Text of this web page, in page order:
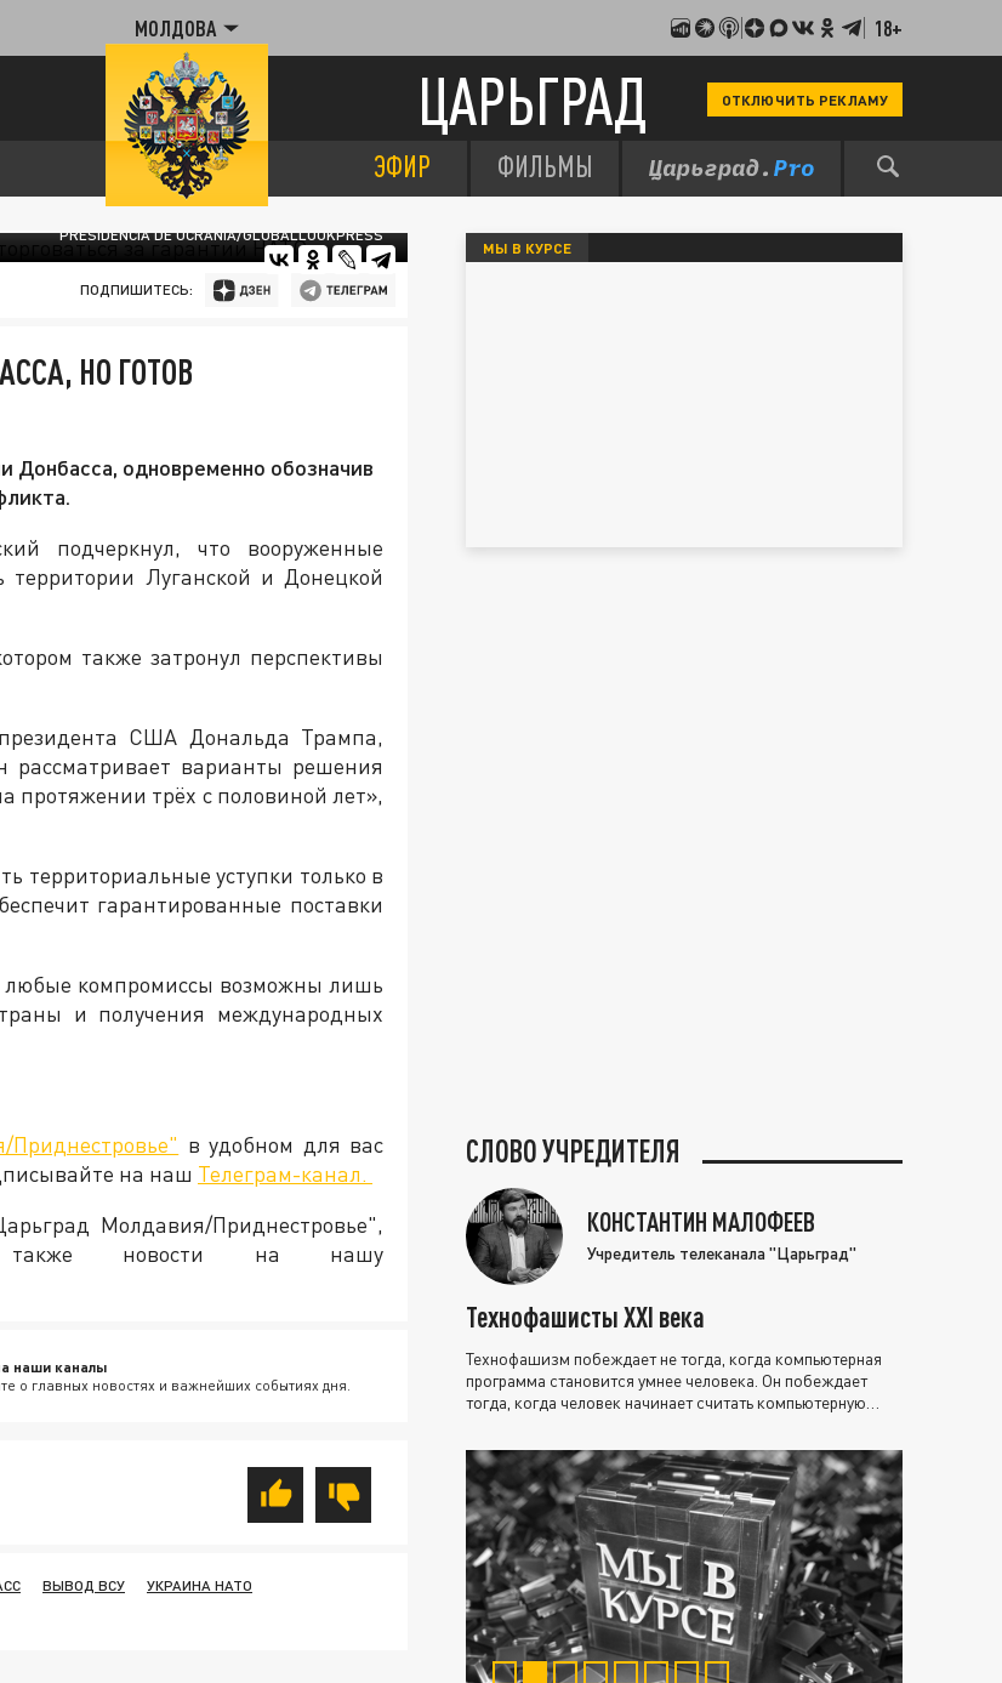
МОЛДОВА 18+
ЦАРЬГРАД ОТКЛЮЧИТЬ РЕКЛАМУ
ЭФИР ФИЛЬМЫ
PRESIDENCIA DE UCRANIA/GLOBALLOOKPRESS
ПОДПИШИТЕСЬ:
НО ГОТОВ
Донбасса, одновременно обозначив
подчеркнул, что вооруженные
Луганской и Донецкой
также затронул перспективы
США Дональда Трампа,
рассматривает варианты решения
протяжении трёх с половиной лет»,
территориальные уступки только в
гарантированные поставки
любые компромиссы возможны лишь
и получения международных
в удобном для вас
на наш Телеграм-канал.
Молдавия/Приднестровье",
также новости на нашу
наши каналы
о главных новостях и важнейших событиях дня.
ВЫВОД ВСУ
УКРАИНА НАТО
МЫ В КУРСЕ
СЛОВО УЧРЕДИТЕЛЯ
КОНСТАНТИН МАЛОФЕЕВ
Учредитель телеканала "Царьград"
Технофашисты XXI века
Технофашизм побеждает не тогда, когда компьютерная
программа становится умнее человека. Он побеждает
тогда, когда человек начинает считать компьютерную